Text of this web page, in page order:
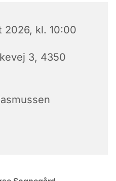
2026, kl. 10:00
3, 4350